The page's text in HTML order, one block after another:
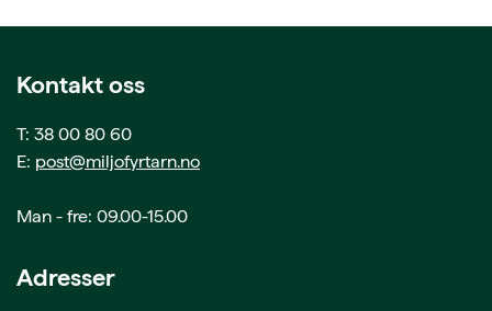
Kontakt oss
T: 38 00 80 60
E: post@miljofyrtarn.no
Man - fre: 09.00-15.00
Adresser